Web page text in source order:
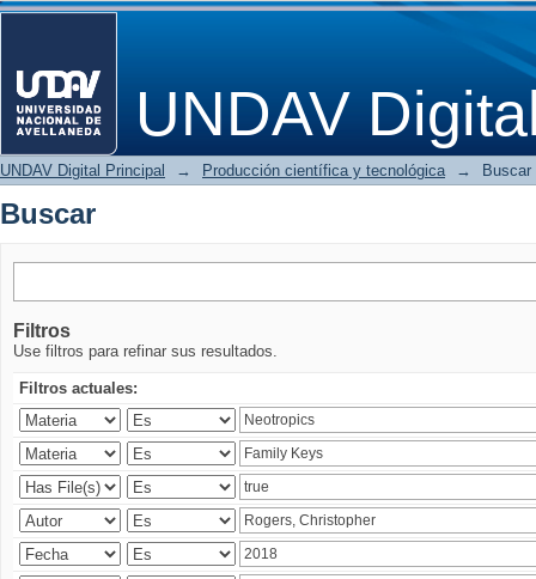
UNDAV
Buscar
UNDAV Digital Principal → Producción científica y tecnológica → Buscar
Buscar
Filtros
Use filtros para refinar sus resultados.
Filtros actuales: